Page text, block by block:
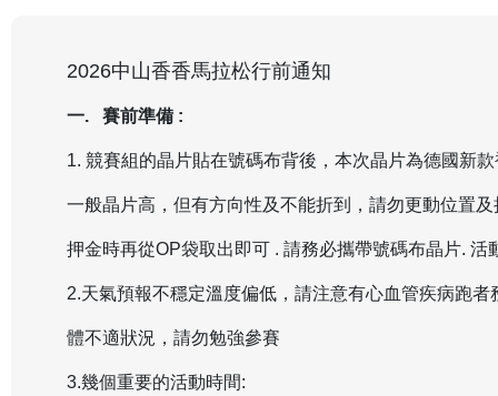
2026中山香香馬拉松行前通知
一. 賽前準備 :
1. 競賽組的晶片貼在號碼布背後，本次晶片為德國新
一般晶片高，但有方向性及不能折到，請勿更動位置
押金時再從OP袋取出即可 . 請務必攜帶號碼布晶片. 活
2.天氣預報不穩定溫度偏低，請注意有心血管疾病跑
體不適狀況，請勿勉強參賽
3.幾個重要的活動時間: